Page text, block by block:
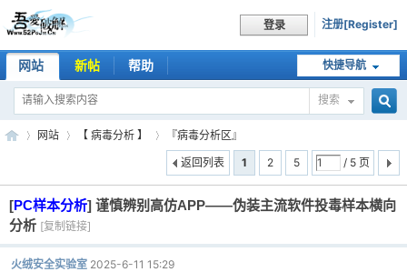
登录 注册[Register]
快捷导航
网站 新帖 帮助
搜索
索
吾 »
网站
›
【 病毒分析 】
›
『病毒分析区』
1
2 5 / 5 页
返回列表
[PC样本分析] 谨慎辨别高仿APP——伪装主流软件投毒样本横向
分析 [复制链接]
火绒安全实验室 2025-6-11 15:29